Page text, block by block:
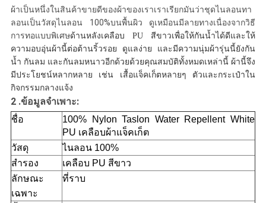
ผ้าเป็นหนึ่งในสินค้าขายดีของผ้าของเราเราเรียกมันว่าชุดไนลอนทา
ลอนเป็นวัสดุไนลอน 100%บนพื้นผิว ดูเหมือนมีลายทางเนื่องจากวิธี
การทอแบบพิเศษด้านหลังเคลือบ PU สีขาวเพื่อให้กันน้ำได้ดีและให้
ความอบอุ่นผ้านี้ต่อต้านริ้วรอย ดูแลง่าย และมีความนุ่มผ้ารุ่นนี้ยังกัน
น้ำ กันลม และกันลมหนาวอีกด้วยด้วยคุณสมบัติทั้งหมดเหล่านี้ ผ้านี้จึง
มีประโยชน์หลากหลาย เช่น เสื้อแจ็คเก็ตหลายๆ ตัวและกระเป๋าใน
กิจกรรมกลางแจ้ง
2 .ข้อมูลจำเพาะ:
ชื่อ
100% Nylon Taslon Water Repellent White
PU เคลือบผ้าแจ็คเก็ต
วัสดุ
ไนลอน 100%
สำรอง
เคลือบ PU สีขาว
ลักษณะ
เฉพาะ
ที่ราบ